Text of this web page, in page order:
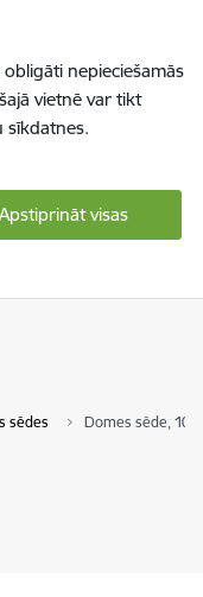
nepieciešamās
vietnē var tikt
sīkdatnes.
Apstiprināt visas
sēdes Domes sēde,